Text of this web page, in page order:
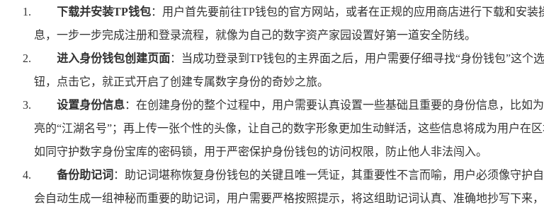
下载并安装TP钱包：用户首先要前往TP钱包的官方网站，或者在正规的应用商店进行下载和安
息，一步一步完成注册和登录流程，就像为自己的数字资产家园设置好第一道安全防线。
进入身份钱包创建页面：当成功登录到TP钱包的主界面之后，用户需要仔细寻找“身份钱包”这
钮，点击它，就正式开启了创建专属数字身份的奇妙之旅。
设置身份信息：在创建身份的整个过程中，用户需要认真设置一些基础且重要的身份信息，比
亮的“江湖名号”；再上传一张个性的头像，让自己的数字形象更加生动鲜活，这些信息将成为用户
如同守护数字身份宝库的密码锁，用于严密保护身份钱包的访问权限，防止他人非法闯入。
备份助记词 ：助记词堪称恢复身份钱包的关键且唯一凭证，其重要性不言而喻，用户必须像守
会自动生成一组神秘而重要的助记词，用户需要严格按照提示，将这组助记词认真、准确地抄写下